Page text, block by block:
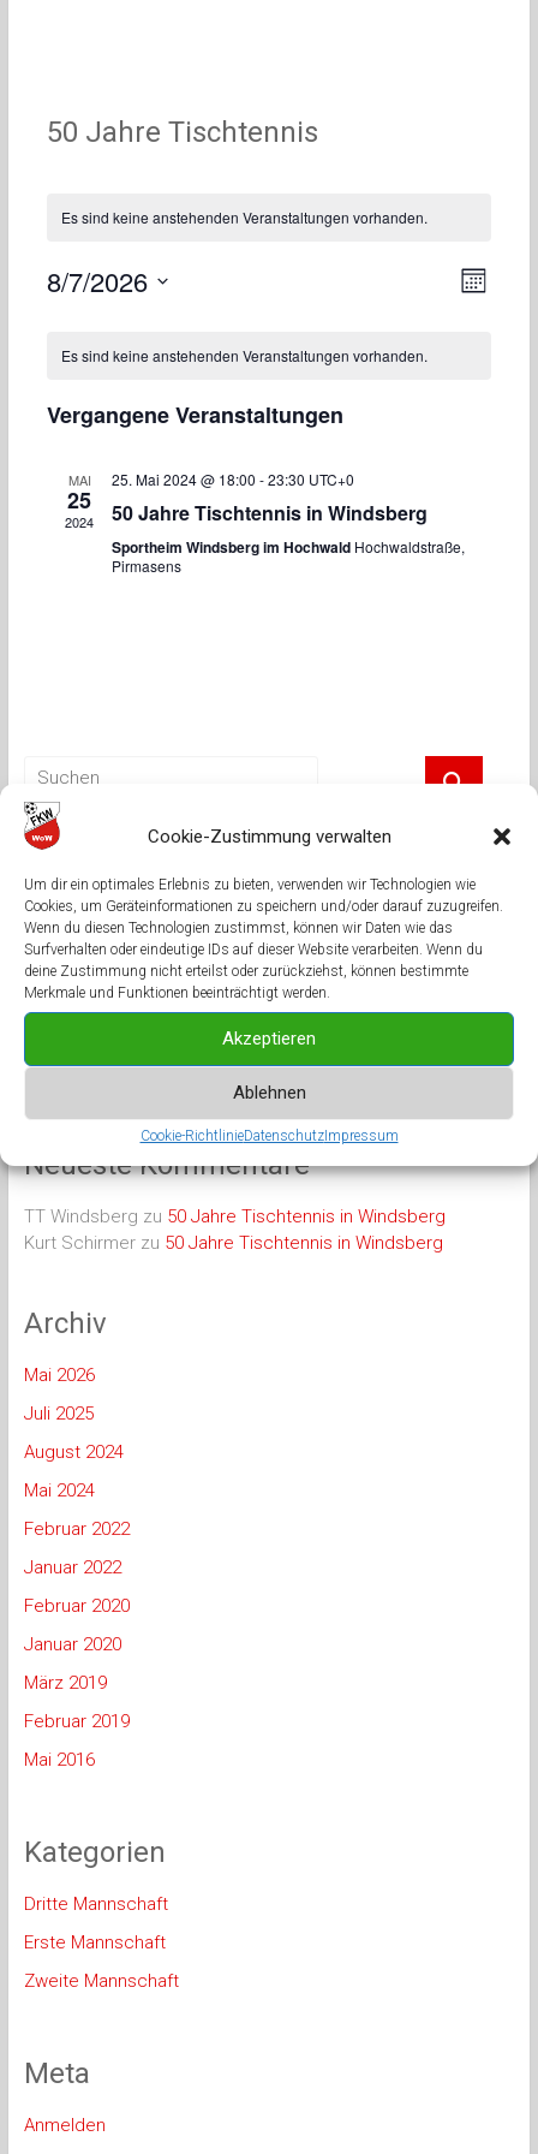
Cookie-Zustimmung verwalten
Um dir ein optimales Erlebnis zu bieten, verwenden wir Technologien wie
Cookies, um Geräteinformationen zu speichern und/oder darauf zuzugreifen.
Wenn du diesen Technologien zustimmst, können wir Daten wie das
Surfverhalten oder eindeutige IDs auf dieser Website verarbeiten. Wenn du
deine Zustimmung nicht erteilst oder zurückziehst, können bestimmte
Merkmale und Funktionen beeinträchtigt werden.
Akzeptieren
Ablehnen
Cookie-RichtlinieDatenschutzImpressum
50 Jahre Tischtennis
Es sind keine anstehenden Veranstaltungen vorhanden.
Monat
8/7/2026
Kalender
Veranstaltungen
Es sind keine anstehenden Veranstaltungen vorhanden.
Vergangene Veranstaltungen
MAI
25
2024
25. Mai 2024 @ 18:00 -23:30 UTC+0
50 Jahre Tischtennis in Windsberg
Sportheim Windsberg im Hochwald Hochwaldstraße,
Pirmasens
Fluglärm über Mittelbrunn: Ab Dienstag wird es wieder laut
Neue Halle, neue Spieler und neue dritte Mannschaft
Spieltermine stehen fest
FK Windsberg sagt danke
In allen Belangen überzeugt
Neueste Kommentare
TT Windsberg zu 50 Jahre Tischtennis in Windsberg
Kurt Schirmerzu 50 Jahre Tischtennis in Windsberg
Archiv
Mai 2026
Juli 2025
August 2024
Mai 2024
Februar 2022
Januar 2022
Februar 2020
Januar 2020
März 2019
Februar 2019
Mai 2016
Kategorien
Dritte Mannschaft
Erste Mannschaft
Zweite Mannschaft
Meta
Anmelden